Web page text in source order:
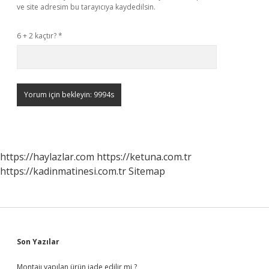
ve site adresim bu tarayıcıya kaydedilsin.
6 + 2 kaçtır?*
https://haylazlar.com https://ketuna.com.tr
https://kadinmatinesi.com.trSitemap
Sidebar
Son Yazılar
Montajı yapılan ürün iade edilir mi ?